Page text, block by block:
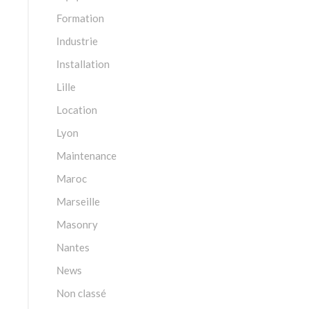
Formation
Industrie
Installation
Lille
Location
Lyon
Maintenance
Maroc
Marseille
Masonry
Nantes
News
Non classé